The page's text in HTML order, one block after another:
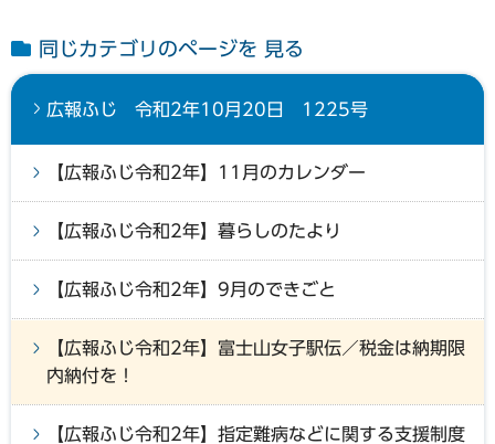
同じカテゴリのページを 見る
広報ふじ 令和2年10月20日 1225号
【広報ふじ令和2年】11月のカレンダー
【広報ふじ令和2年】暮らしのたより
【広報ふじ令和2年】9月のできごと
【広報ふじ令和2年】富士山女子駅伝／税金は納期限
内納付を！
【広報ふじ令和2年】指定難病などに関する支援制度